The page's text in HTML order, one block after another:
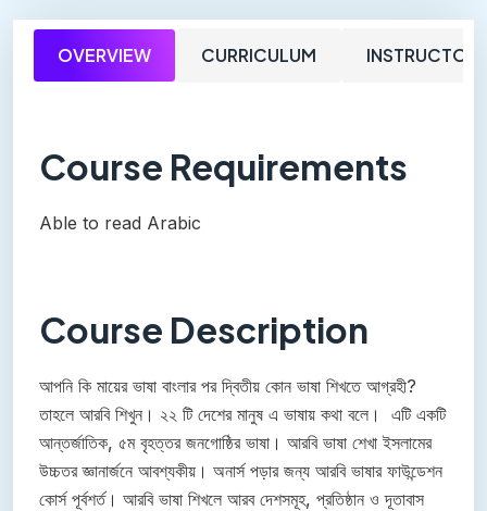
OVERVIEW CURRICULUM INSTRUCTOR
Course Requirements
Able to read Arabic
Course Description
আপনি কি মায়ের ভাষা বাংলার পর দ্বিতীয় কোন ভাষা শিখতে আগ্রহী?
তাহলে আরবি শিখুন। ২২ টি দেশের মানুষ এ ভাষায় কথা বলে। এটি একটি
আন্তর্জাতিক, ৫ম বৃহত্তর জনগোষ্ঠির ভাষা। আরবি ভাষা শেখা ইসলামের
উচ্চতর জ্ঞানার্জনে আবশ্যকীয়। অনার্স পড়ার জন্য আরবি ভাষার ফাউন্ডেশন
কোর্স পূর্বশর্ত। আরবি ভাষা শিখলে আরব দেশসমূহ, প্রতিষ্ঠান ও দূতাবাস